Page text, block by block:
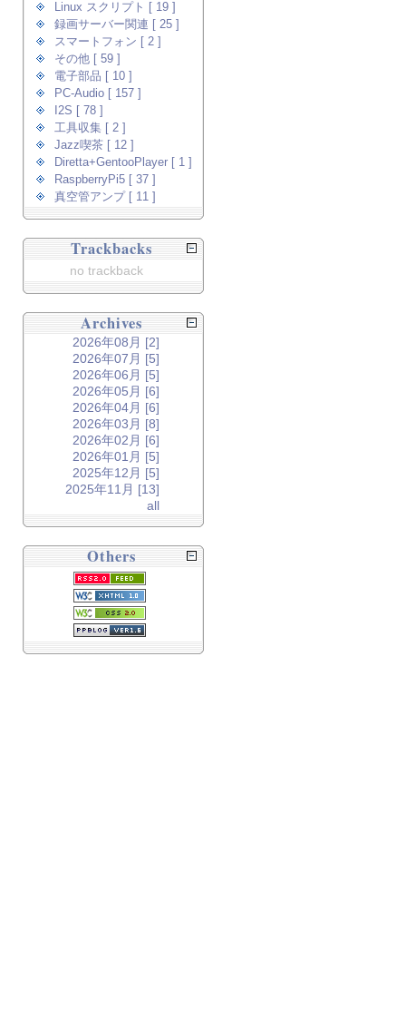
Linux スクリプト [ 19 ]
録画サーバー関連 [ 25 ]
スマートフォン [ 2 ]
その他 [ 59 ]
電子部品 [ 10 ]
PC-Audio [ 157 ]
I2S [ 78 ]
工具収集 [ 2 ]
Jazz喫茶 [ 12 ]
Diretta+GentooPlayer [ 1 ]
RaspberryPi5 [ 37 ]
真空管アンプ [ 11 ]
Trackbacks
no trackback
Archives
2026年08月 [2]
2026年07月 [5]
2026年06月 [5]
2026年05月 [6]
2026年04月 [6]
2026年03月 [8]
2026年02月 [6]
2026年01月 [5]
2025年12月 [5]
2025年11月 [13]
all
Others